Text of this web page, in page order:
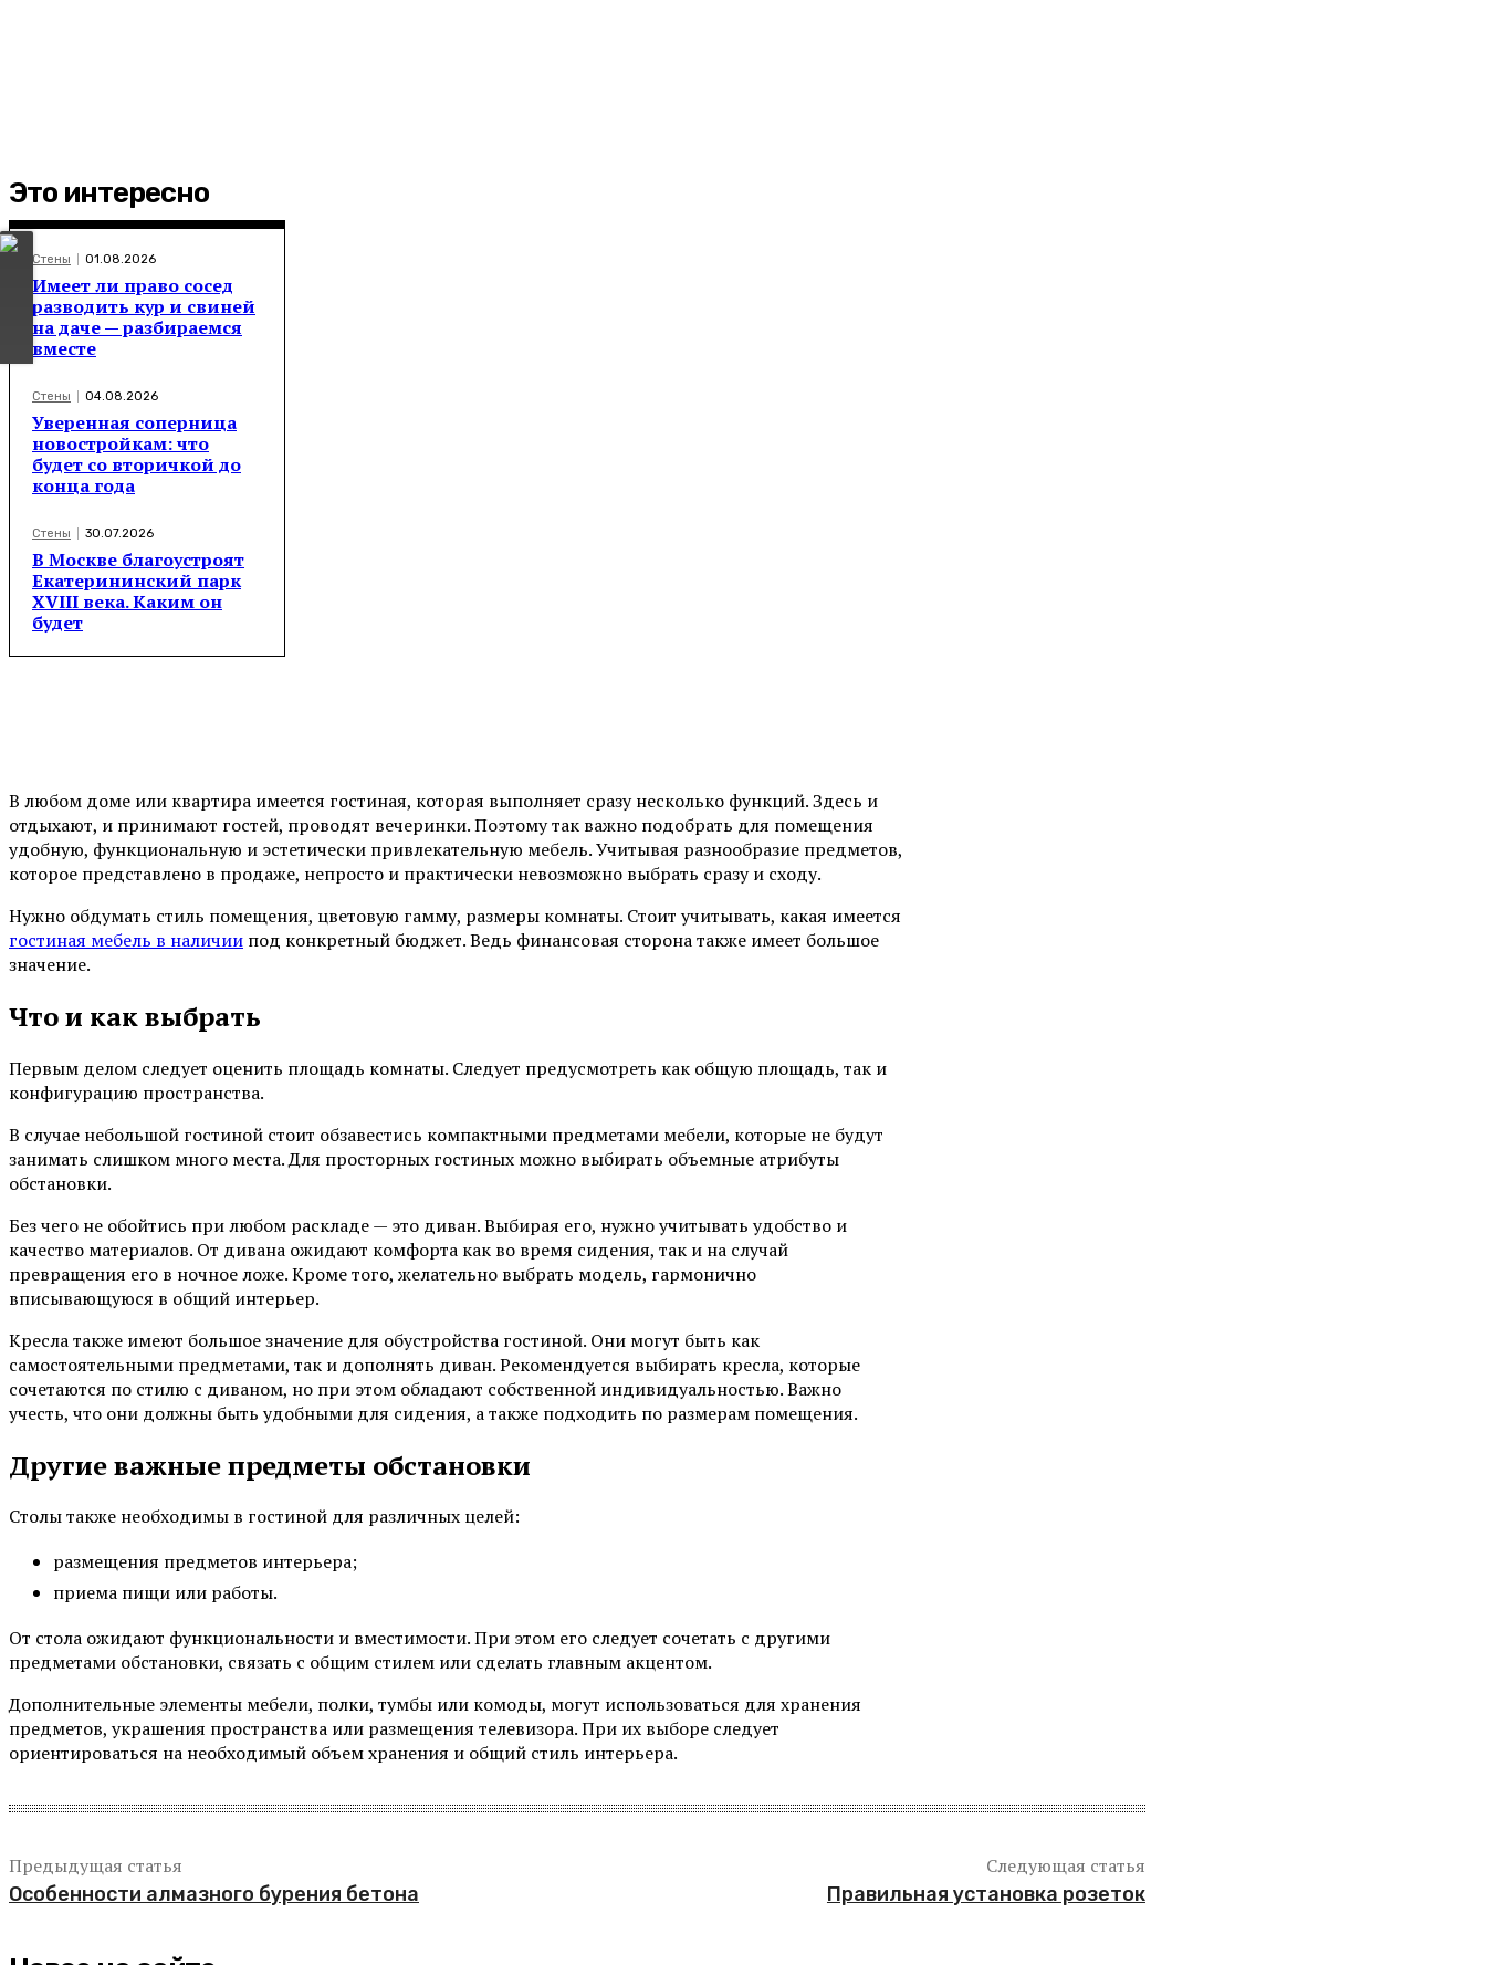
Это интересно
Стены 01.08.2026
Имеет ли право сосед
разводить кур и свиней
на даче — разбираемся
вместе
Стены 04.08.2026
Уверенная соперница
новостройкам: что
будет со вторичкой до
конца года
Стены 30.07.2026
В Москве благоустроят
Екатерининский парк
XVIII века. Каким он
будет
В любом доме или квартира имеется гостиная, которая выполняет сразу несколько функций. Здесь и
отдыхают, и принимают гостей, проводят вечеринки. Поэтому так важно подобрать для помещения
удобную, функциональную и эстетически привлекательную мебель. Учитывая разнообразие предметов,
которое представлено в продаже, непросто и практически невозможно выбрать сразу и сходу.
Нужно обдумать стиль помещения, цветовую гамму, размеры комнаты. Стоит учитывать, какая имеется
гостиная мебель в наличии под конкретный бюджет. Ведь финансовая сторона также имеет большое
значение.
Что и как выбрать
Первым делом следует оценить площадь комнаты. Следует предусмотреть как общую площадь, так и
конфигурацию пространства.
В случае небольшой гостиной стоит обзавестись компактными предметами мебели, которые не будут
занимать слишком много места. Для просторных гостиных можно выбирать объемные атрибуты
обстановки.
Без чего не обойтись при любом раскладе — это диван. Выбирая его, нужно учитывать удобство и
качество материалов. От дивана ожидают комфорта как во время сидения, так и на случай
превращения его в ночное ложе. Кроме того, желательно выбрать модель, гармонично
вписывающуюся в общий интерьер.
Кресла также имеют большое значение для обустройства гостиной. Они могут быть как
самостоятельными предметами, так и дополнять диван. Рекомендуется выбирать кресла, которые
сочетаются по стилю с диваном, но при этом обладают собственной индивидуальностью. Важно
учесть, что они должны быть удобными для сидения, а также подходить по размерам помещения.
Другие важные предметы обстановки
Столы также необходимы в гостиной для различных целей:
размещения предметов интерьера;
приема пищи или работы.
От стола ожидают функциональности и вместимости. При этом его следует сочетать с другими
предметами обстановки, связать с общим стилем или сделать главным акцентом.
Дополнительные элементы мебели, полки, тумбы или комоды, могут использоваться для хранения
предметов, украшения пространства или размещения телевизора. При их выборе следует
ориентироваться на необходимый объем хранения и общий стиль интерьера.
Предыдущая статья
Особенности алмазного бурения бетона
Следующая статья
Правильная установка розеток